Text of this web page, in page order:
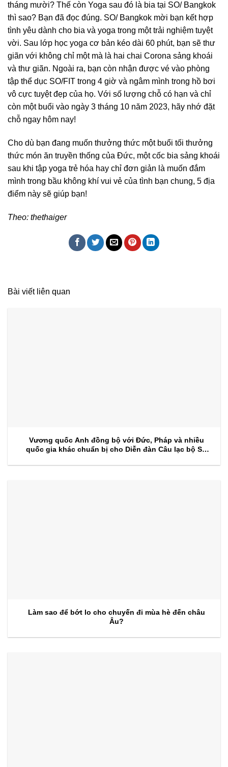
tháng mười? Thế còn Yoga sau đó là bia tại SO/ Bangkok
thì sao? Bạn đã đọc đúng. SO/ Bangkok mời bạn kết hợp
tình yêu dành cho bia và yoga trong một trải nghiệm tuyệt
vời. Sau lớp học yoga cơ bản kéo dài 60 phút, bạn sẽ thư
giãn với không chỉ một mà là hai chai Corona sảng khoái
và thư giãn. Ngoài ra, bạn còn nhận được vé vào phòng
tập thể dục SO/FIT trong 4 giờ và ngâm mình trong hồ bơi
vô cực tuyệt đẹp của họ. Với số lượng chỗ có hạn và chỉ
còn một buổi vào ngày 3 tháng 10 năm 2023, hãy nhớ đặt
chỗ ngay hôm nay!
Cho dù bạn đang muốn thưởng thức một buổi tối thưởng
thức món ăn truyền thống của Đức, một cốc bia sảng khoái
sau khi tập yoga trẻ hóa hay chỉ đơn giản là muốn đắm
mình trong bầu không khí vui vẻ của tình bạn chung, 5 địa
điểm này sẽ giúp bạn!
Theo: thethaiger
Bài viết liên quan
Vương quốc Anh đồng bộ với Đức, Pháp và nhiều
quốc gia khác chuẩn bị cho Diễn đàn Câu lạc bộ Sự
Làm sao để bớt lo cho chuyến đi mùa hè đến châu
Âu?